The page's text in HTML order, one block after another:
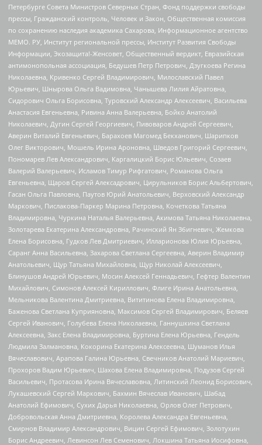
Петербурге Совета Министров Северных Стран, Фонд поддержки свободы
прессы, Гражданский контроль, Человек и Закон, Общественная комиссия
по сохранению наследия академика Сахарова, Информационное агентство
МЕМО. РУ, Институт региональной прессы, Институт Развития Свободы
Информации, Экозащита!-Женсовет, Общественный вердикт, Евразийская
антимонопольная ассоциация, Бедушев Петр Петрович, Дзугкоева Регина
Николаевна, Кривенко Сергей Владимирович, Милославский Павел
Юрьевич, Шнырова Ольга Вадимовна, Чанышева Лилия Айратовна,
Сидорович Ольга Борисовна, Туровский Александр Алексеевич, Васильева
Анастасия Евгеньевна, Ривина Анна Валерьевна, Бойко Анатолий
Николаевич, Дугин Сергей Георгиевич, Пивоваров Андрей Сергеевич,
Аверин Виталий Евгеньевич, Барахоев Магомед Бекханович, Шарипков
Олег Викторович, Мошель Ирина Ароновна, Шведов Григорий Сергеевич,
Пономарев Лев Александрович, Каргалицкий Борис Юльевич, Созаев
Валерий Валерьевич, Исламов Тимур Рифгатович, Романова Ольга
Евгеньевна, Щаров Сергей Алексадрович, Цирульников Борис Альбертович,
Гасан Ольга Павловна, Паутов Юрий Анатольевич, Верховский Александр
Маркович, Пислакова-Паркер Марина Петровна, Кочеткова Татьяна
Владимировна, Чуркина Наталья Валерьевна, Акимова Татьяна Николаевна,
Золотарева Екатерина Александровна, Рачинский Ян Збигневич, Жемкова
Елена Борисовна, Гудков Лев Дмитриевич, Илларионова Юлия Юрьевна,
Саранг Анна Васильевна, Захарова Светлана Сергеевна, Аверин Владимир
Анатольевич, Щур Татьяна Михайловна, Щур Николай Алексеевич,
Блинушов Андрей Юрьевич, Мосин Алексей Геннадьевич, Гефтер Валентин
Михайлович, Симонов Алексей Кириллович, Флиге Ирина Анатольевна,
Мельникова Валентина Дмитриевна, Вититинова Елена Владимировна,
Баженова Светлана Куприяновна, Максимов Сергей Владимирович, Беляев
Сергей Иванович, Голубева Елена Николаевна, Ганнушкина Светлана
Алексеевна, Закс Елена Владимировна, Буртина Елена Юрьевна, Гендель
Людмила Залмановна, Кокорина Екатерина Алексеевна, Шуманов Илья
Вячеславович, Арапова Галина Юрьевна, Свечников Анатолий Мариевич,
Прохоров Вадим Юрьевич, Шахова Елена Владимировна, Подузов Сергей
Васильевич, Протасова Ирина Вячеславовна, Литинский Леонид Борисович,
Лукашевский Сергей Маркович, Бахмин Вячеслав Иванович, Шабад
Анатолий Ефимович, Сухих Дарья Николаевна, Орлов Олег Петрович,
Добровольская Анна Дмитриевна, Королева Александра Евгеньевна,
Смирнов Владимир Александрович, Вицин Сергей Ефимович, Золотухин
Борис Андреевич, Левинсон Лев Семенович, Локшина Татьяна Иосифовна,